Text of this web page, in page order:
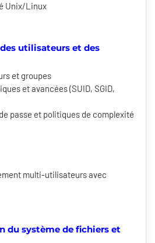
Unix/Linux
utilisateurs et des
et groupes
et avancées (SUID, SGID,
passe et politiques de complexité
multi-utilisateurs avec
du système de fichiers et